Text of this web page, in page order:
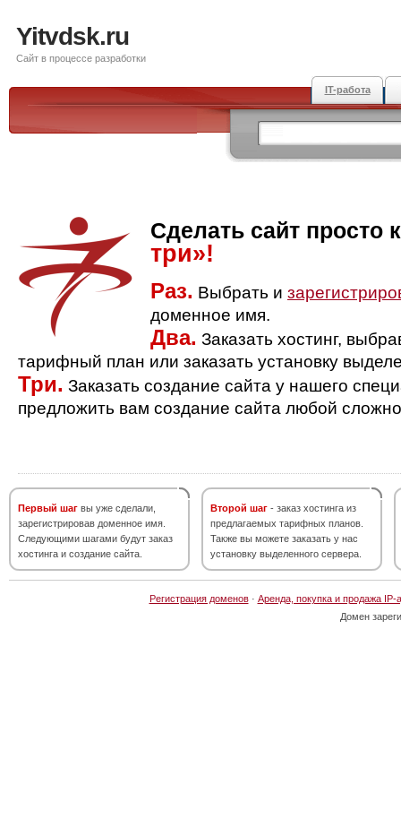
Yitvdsk.ru
Сайт в процессе разработки
IT-работа
Сделать сайт просто
три»!
Раз. Выбрать и
доменное имя.
Два. Заказать хостинг,
тарифный план или заказать установку
Три. Заказать создание сайта у нашего
предложить вам создание сайта любой
Первый шаг вы уже сделали,
зарегистрировав доменное имя.
Следующими шагами будут заказ
хостинга и создание сайта.
Второй шаг - заказ хостинга из
предлагаемых тарифных планов.
Также вы можете заказать у нас
установку выделенного сервера.
Регистрация доменов· Аренда, покупка и продажа IP-
Домен